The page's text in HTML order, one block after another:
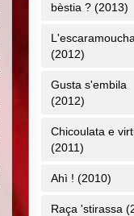
bèstia ? (2013)
L'escaramoucha
(2012)
Gusta s'embila
(2012)
Chicoulata e
(2011)
Ahì ! (2010)
Raça 'stirassa